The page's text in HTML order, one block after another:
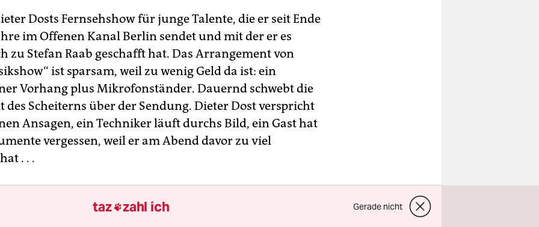
Dosts Fernsehshow für junge Talente, die er seit Ende
im Offenen Kanal Berlin sendet und mit der er es
zu Stefan Raab geschafft hat. Das Arrangement von
ist sparsam, weil zu wenig Geld da ist: ein
Vorhang plus Mikrofonständer. Dauernd schwebt die
des Scheiterns über der Sendung. Dieter Dost verspricht
Ansagen, ein Techniker läuft durchs Bild, ein Gast hat
vergessen, weil er am Abend davor zu viel
. . .
gibt, eine Bedeutsamkeit in der Welt zu erlangen.
taz zahl ich Gerade nicht